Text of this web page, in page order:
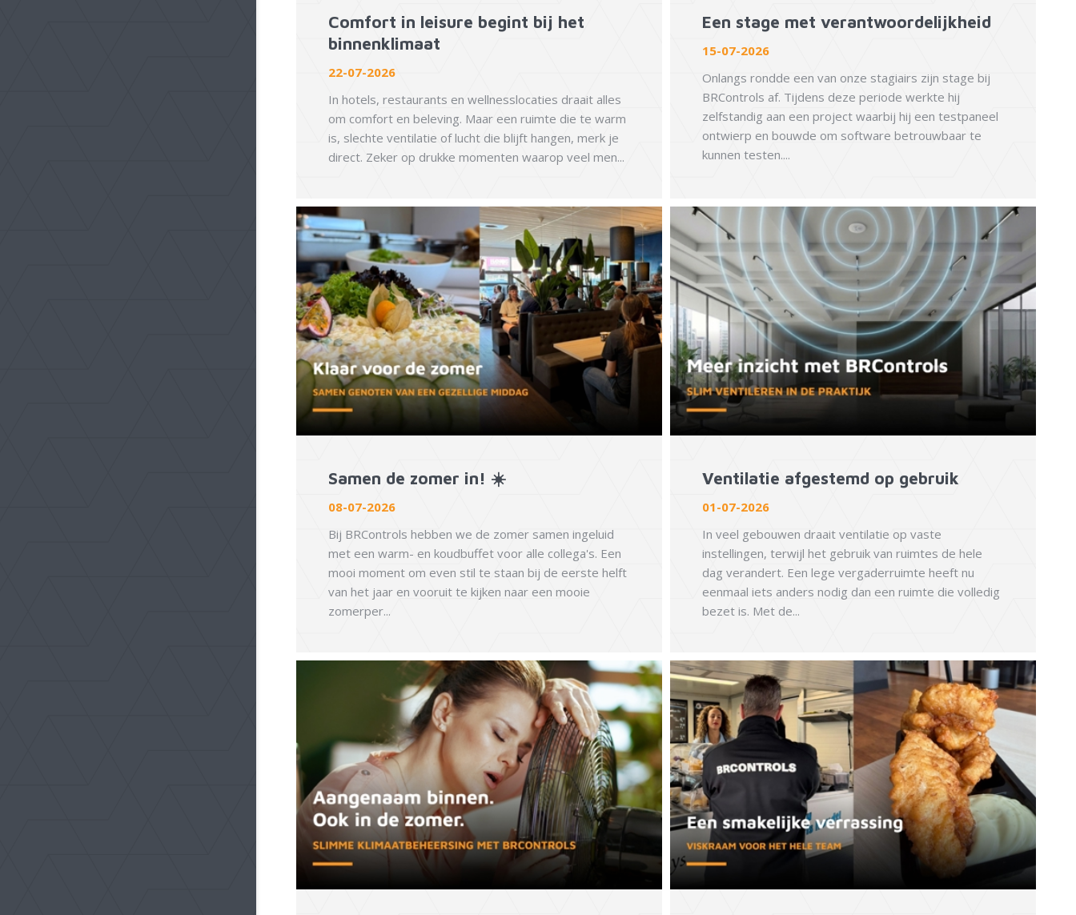
Comfort in leisure begint bij het
binnenklimaat
22-07-2026
In hotels, restaurants en wellnesslocaties draait alles
om comfort en beleving. Maar een ruimte die te warm
is, slechte ventilatie of lucht die blijft hangen, merk je
direct. Zeker op drukke momenten waarop veel men...
Een stage met verantwoordelijkheid
15-07-2026
Onlangs rondde een van onze stagiairs zijn stage bij
BRControls af. Tijdens deze periode werkte hij
zelfstandig aan een project waarbij hij een testpaneel
ontwierp en bouwde om software betrouwbaar te
kunnen testen....
Samen de zomer in! ☀️
08-07-2026
Bij BRControls hebben we de zomer samen ingeluid
met een warm- en koudbuffet voor alle collega's. Een
mooi moment om even stil te staan bij de eerste helft
van het jaar en vooruit te kijken naar een mooie
zomerper...
Ventilatie afgestemd op gebruik
01-07-2026
In veel gebouwen draait ventilatie op vaste
instellingen, terwijl het gebruik van ruimtes de hele
dag verandert. Een lege vergaderruimte heeft nu
eenmaal iets anders nodig dan een ruimte die volledig
bezet is. Met de...